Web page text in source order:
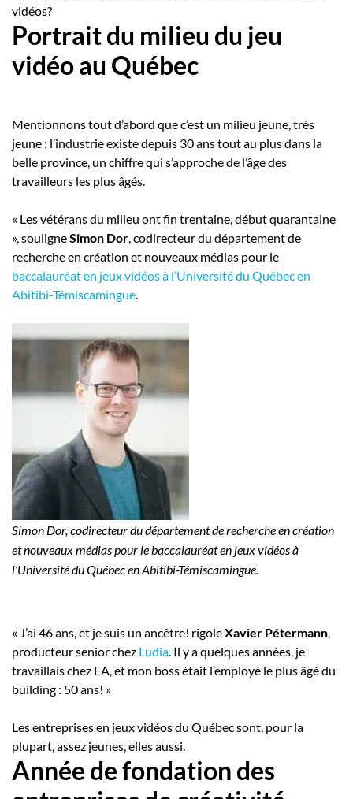
vidéos?
Portrait du milieu du jeu
vidéo au Québec
Mentionnons tout d’abord que c’est un milieu jeune, très
jeune : l’industrie existe depuis 30 ans tout au plus dans la
belle province, un chiffre qui s’approche de l’âge des
travailleurs les plus âgés.
« Les vétérans du milieu ont fin trentaine, début quarantaine
», souligneSimon Dor , codirecteur du département de
recherche en création et nouveaux médias pour le
baccalauréat en jeux vidéos à l’Université du Québec en
Abitibi-Témiscamingue
Simon Dor, codirecteur du département de recherche en création
et nouveaux médias pour le baccalauréat en jeux vidéos à
l’Université du Québec en Abitibi-Témiscamingue.
« J’ai 46 ans, et je suis un ancêtre! rigoleXavier Pétermann
producteur senior chez Ludia . Il y a quelques années, je
travaillais chez EA, et mon boss était l’employé le plus âgé du
building : 50 ans! »
Les entreprises en jeux vidéos du Québec sont, pour la
plupart, assez jeunes, elles aussi.
Année de fondation des